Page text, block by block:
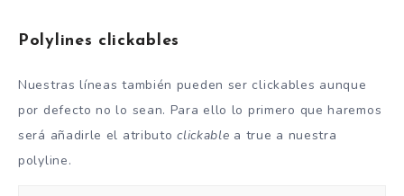
Polylines clickables
Nuestras líneas también pueden ser clickables aunque
por defecto no lo sean. Para ello lo primero que haremos
será añadirle el atributoclickable a true a nuestra
polyline.